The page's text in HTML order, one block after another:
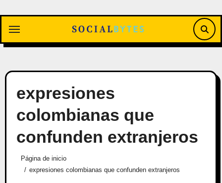
contenido
expresiones
colombianas que
confunden extranjeros
Página de inicio
expresiones colombianas que confunden extranjeros